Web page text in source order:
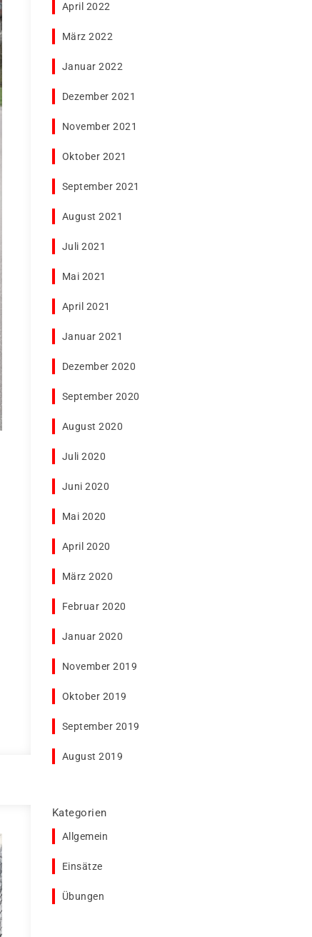
April 2022
März 2022
Januar 2022
Dezember 2021
November 2021
Oktober 2021
September 2021
August 2021
Juli 2021
Mai 2021
April 2021
Januar 2021
Dezember 2020
September 2020
August 2020
Juli 2020
Juni 2020
Mai 2020
April 2020
März 2020
Februar 2020
Januar 2020
November 2019
Oktober 2019
September 2019
August 2019
Kategorien
Allgemein
Einsätze
Übungen